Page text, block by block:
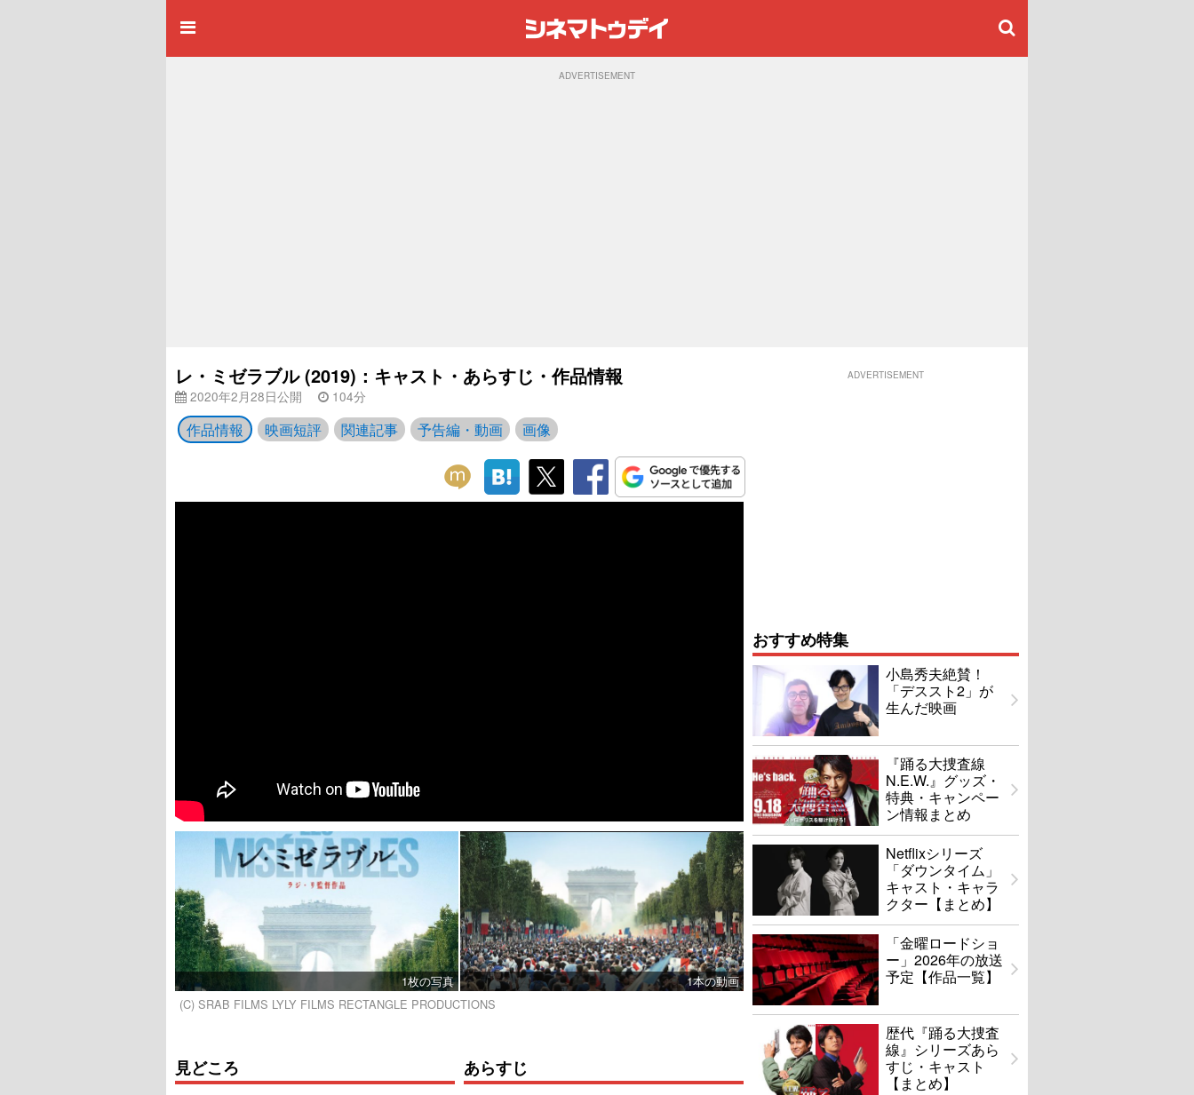
ADVERTISEMENT
レ・ミゼラブル (2019)：キャスト・あらすじ・作品情報
2020年2月28日公開 104分
作品情報 映画短評 関連記事 予告編・動画 画像
1枚の写真
1本の動画
(C) SRAB FILMS LYLY FILMS RECTANGLE PRODUCTIONS
見どころ あらすじ
ADVERTISEMENT
おすすめ特集
小島秀夫絶賛！
「デススト2」が
生んだ映画
『踊る大捜査線
N.E.W.』グッズ・
特典・キャンペー
ン情報まとめ
Netflixシリーズ
「ダウンタイム」
キャスト・キャラ
クター【まとめ】
「金曜ロードショ
ー」2026年の放送
予定【作品一覧】
歴代『踊る大捜査
線』シリーズあら
すじ・キャスト
【まとめ】